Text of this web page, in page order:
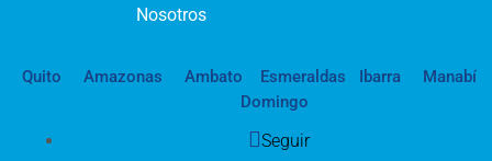
Nosotros
Quito Amazonas Ambato Esmeraldas Ibarra
Manabí
Domingo
Seguir